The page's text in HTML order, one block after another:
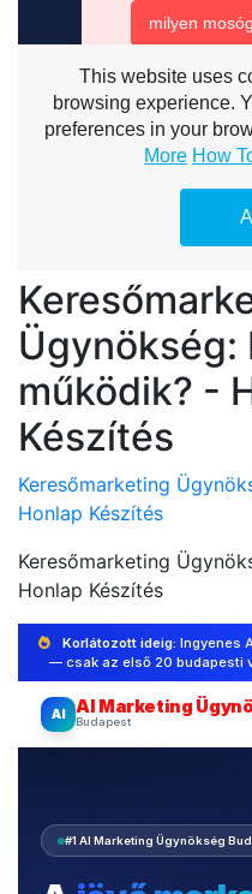
Ügynökség:
működik? -
Készítés
Keresőmarketing
Honlap Készítés
Keresőmarketing
Honlap Készítés